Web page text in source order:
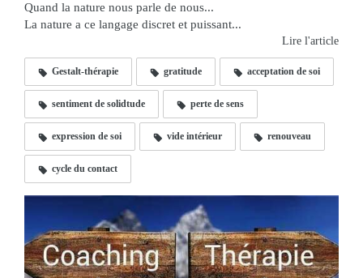
Quand la nature nous parle de nous...
La nature a ce langage discret et puissant...
Lire l'article
Gestalt-thérapie gratitude acceptation de soi
sentiment de solidtude perte de sens
expression de soi vide intérieur renouveau
cycle du contact